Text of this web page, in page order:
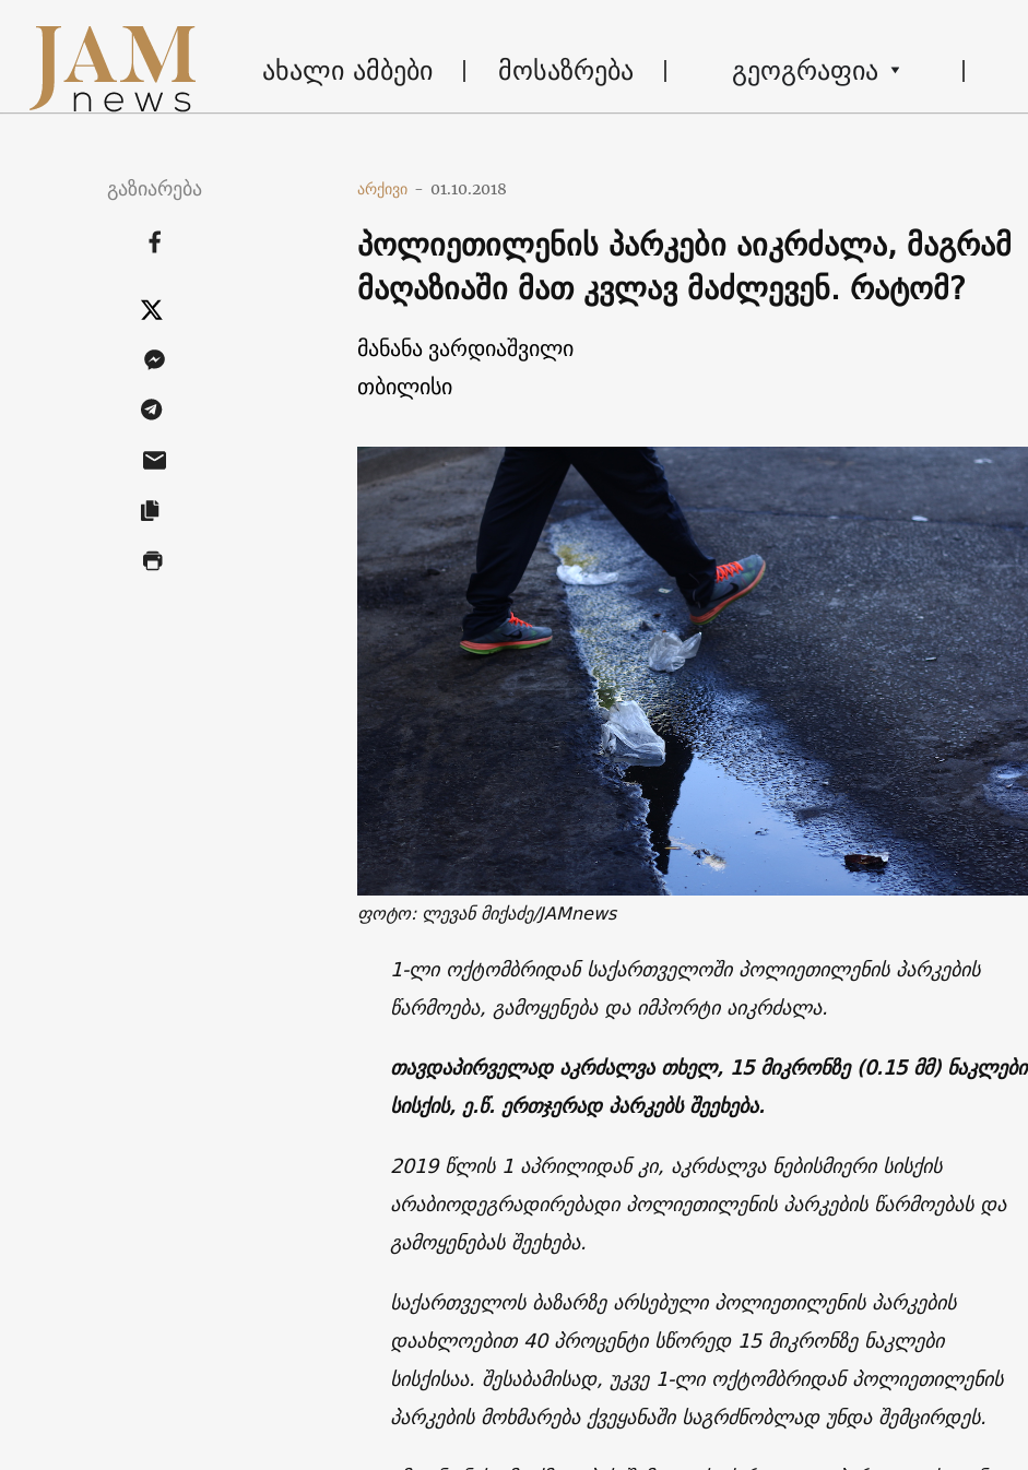
ახალი ამბები მოსაზრება გეოგრაფია
გაზიარება არქივი - 01.10.2018
პოლიეთილენის პარკები აიკრძალა, მაგრამ
მაღაზიაში მათ კვლავ მაძლევენ. რატომ?
მანანა ვარდიაშვილი
თბილისი
ფოტო: ლევან მიქაძე/JAMnews
1-ლი ოქტომბრიდან საქართველოში პოლიეთილენის პარკების
წარმოება, გამოყენება და იმპორტი აიკრძალა.
თავდაპირველად აკრძალვა თხელ, 15 მიკრონზე (0.15 მმ) ნაკლები
სისქის, ე.წ. ერთჯერად პარკებს შეეხება.
2019 წლის 1 აპრილიდან კი, აკრძალვა ნებისმიერი სისქის
არაბიოდეგრადირებადი პოლიეთილენის პარკების წარმოებას და
გამოყენებას შეეხება.
საქართველოს ბაზარზე არსებული პოლიეთილენის პარკების
დაახლოებით 40 პროცენტი სწორედ 15 მიკრონზე ნაკლები
სისქისაა. შესაბამისად, უკვე 1-ლი ოქტომბრიდან პოლიეთილენის
პარკების მოხმარება ქვეყანაში საგრძნობლად უნდა შემცირდეს.